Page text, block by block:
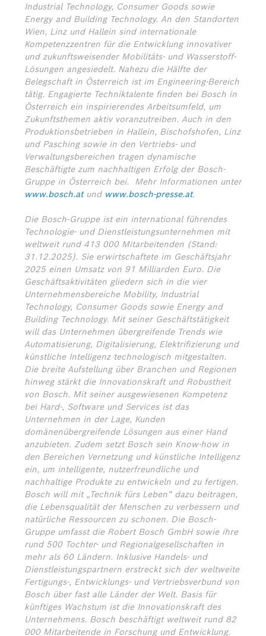
Industrial Technology, Consumer Goods sowie
Energy and Building Technology. An den Standorten
Wien, Linz und Hallein sind internationale
Kompetenzzentren für die Entwicklung innovativer
und zukunftsweisender Mobilitäts- und Wasserstoff-
Lösungen angesiedelt. Nahezu die Hälfte der
Belegschaft in Österreich ist im Engineering-Bereich
tätig. Engagierte Techniktalente finden bei Bosch in
Österreich ein inspirierendes Arbeitsumfeld, um
Zukunftsthemen aktiv voranzutreiben. Auch in den
Produktionsbetrieben in Hallein, Bischofshofen, Linz
und Pasching sowie in den Vertriebs- und
Verwaltungsbereichen tragen dynamische
Beschäftigte zum nachhaltigen Erfolg der Bosch-
Gruppe in Österreich bei. Mehr Informationen unter
www.bosch.atund www.bosch-presse.at.
Die Bosch-Gruppe ist ein international führendes
Technologie- und Dienstleistungsunternehmen mit
weltweit rund 413 000 Mitarbeitenden (Stand:
31.12.2025). Sie erwirtschaftete im Geschäftsjahr
2025 einen Umsatz von 91 Milliarden Euro. Die
Geschäftsaktivitäten gliedern sich in die vier
Unternehmensbereiche Mobility, Industrial
Technology, Consumer Goods sowie Energy and
Building Technology. Mit seiner Geschäftstätigkeit
will das Unternehmen übergreifende Trends wie
Automatisierung, Digitalisierung, Elektrifizierung und
künstliche Intelligenz technologisch mitgestalten.
Die breite Aufstellung über Branchen und Regionen
hinweg stärkt die Innovationskraft und Robustheit
von Bosch. Mit seiner ausgewiesenen Kompetenz
bei Hard-, Software und Services ist das
Unternehmen in der Lage, Kunden
domänenübergreifende Lösungen aus einer Hand
anzubieten. Zudem setzt Bosch sein Know-how in
den Bereichen Vernetzung und künstliche Intelligenz
ein, um intelligente, nutzerfreundliche und
nachhaltige Produkte zu entwickeln und zu fertigen.
Bosch will mit „Technik fürs Leben“ dazu beitragen,
die Lebensqualität der Menschen zu verbessern und
natürliche Ressourcen zu schonen. Die Bosch-
Gruppe umfasst die Robert Bosch GmbH sowie ihre
rund 500 Tochter- und Regionalgesellschaften in
mehr als 60 Ländern. Inklusive Handels- und
Dienstleistungspartnern erstreckt sich der weltweite
Fertigungs-, Entwicklungs- und Vertriebsverbund von
Bosch über fast alle Länder der Welt. Basis für
künftiges Wachstum ist die Innovationskraft des
Unternehmens. Bosch beschäftigt weltweit rund 82
000 Mitarbeitende in Forschung und Entwicklung.